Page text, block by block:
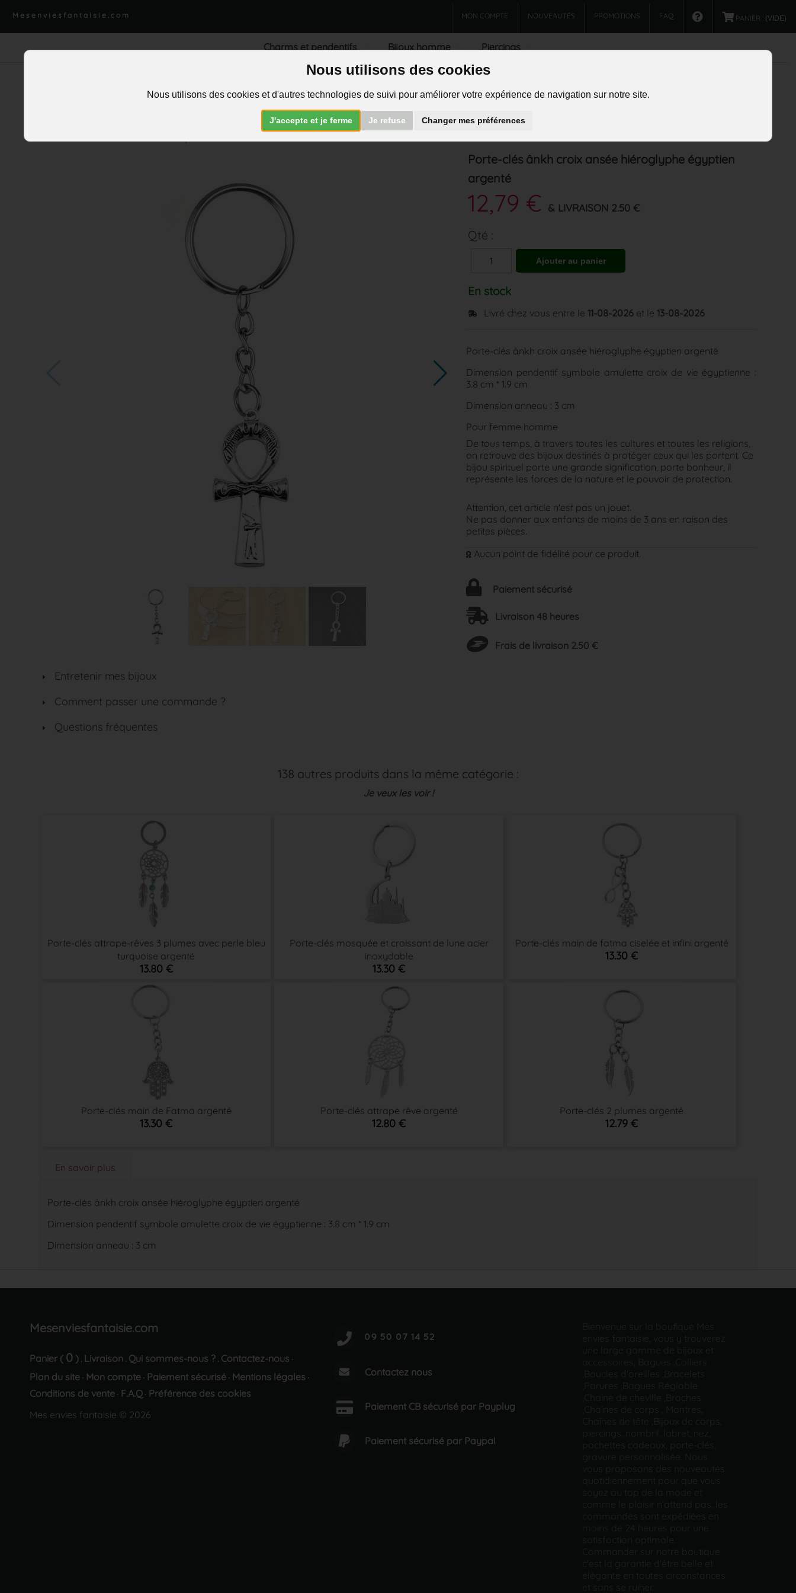
Nous utilisons des cookies
Nous utilisons des cookies et d'autres technologies de suivi pour améliorer votre expérience de navigation sur notre site.
J'accepte et je ferme Je refuse Changer mes préférences
Mesenviesfantaisie.com MON COMPTE NOUVEAUTÉS PROMOTIONS FAQ PANIER : (VIDE)
Charms et pendentifs Bijoux homme Piercings
> Porte-clés
Entretenir mes bijoux
Comment passer une commande ?
Questions fréquentes
Porte-clés ânkh croix ansée hiéroglyphe égyptien
argenté
12,79 € & LIVRAISON 2.50 €
Qté :
En stock
Livré chez vous entre le11-08-2026 et le13-08-2026
Porte-clés ânkh croix ansée hiéroglyphe égyptien argenté
Dimension pendentif symbole amulette croix de vie égyptienne :
3.8 cm * 1.9 cm
Dimension anneau : 3 cm
Pour femme homme
De tous temps, à travers toutes les cultures et toutes les religions,
on retrouve des bijoux destinés à protéger ceux qui les portent. Ce
bijou spirituel porte une grande signification, porte bonheur, il
représente les forces de la nature et le pouvoir de protection.
Attention, cet article n'est pas un jouet.
Ne pas donner aux enfants de moins de 3 ans en raison des
petites pièces.
Aucun point de fidélité pour ce produit.
Paiement sécurisé
Livraison 48 heures
Frais de livraison 2.50 €
138 autres produits dans la même catégorie :
Je veux les voir !
Porte-clés attrape-rêves 3 plumes avec perle bleu
turquoise argenté
13.80 €
Porte-clés mosquée et croissant de lune acier
inoxydable
13.30 €
Porte-clés main de fatma ciselée et infini argenté
13.30 €
Porte-clés main de Fatma argenté
13.30 €
Porte-clés attrape rêve argenté
12.80 €
Porte-clés 2 plumes argenté
12.79 €
En savoir plus
Porte-clés ânkh croix ansée hiéroglyphe égyptien argenté
Dimension pendentif symbole amulette croix de vie égyptienne : 3.8 cm * 1.9 cm
Dimension anneau : 3 cm
Mesenviesfantaisie.com
Panier ( 0 ) . Livraison . Qui sommes-nous ? . Contactez-nous ·
Plan du site · Mon compte · Paiement sécurisé · Mentions légales ·
Conditions de vente · F.A.Q · Préférence des cookies
Mes envies fantaisie © 2026
Contactez nous
Paiement CB sécurisé par Payplug
Paiement sécurisé par Paypal